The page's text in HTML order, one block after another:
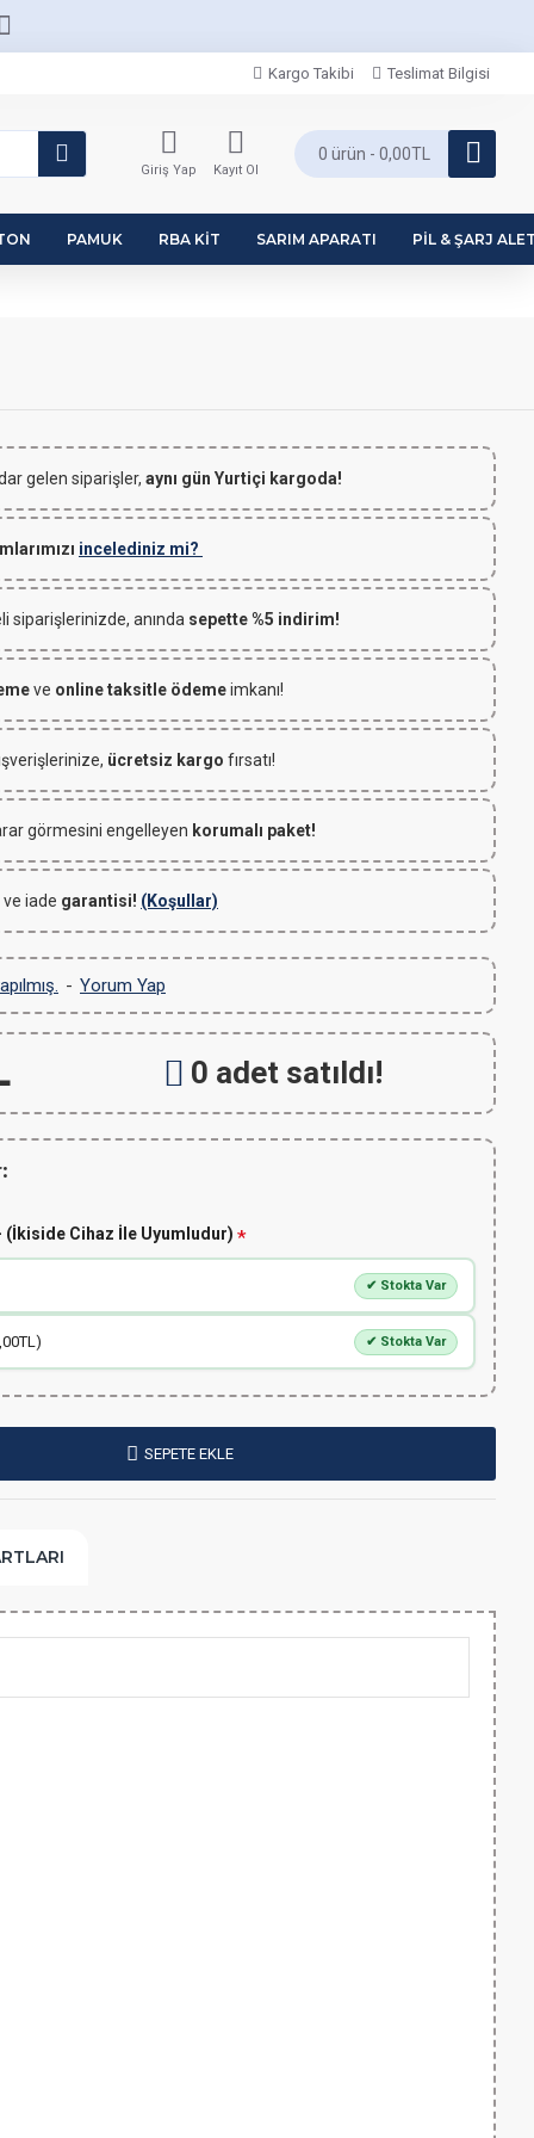
Kargo Takibi Teslimat Bilgisi
Giriş Yap Kayıt Ol
0 ürün - 0,00TL
PAMUK RBA KIT SARIM APARATI PIL & ŞARJ
gelen siparişler, aynı gün Yurtiçi kargoda!
incelediniz mi?
siparişlerinizde, anında sepette %5 indirim!
ve online taksitle ödemeimkanı!
ücretsiz kargo fırsatı!
görmesini engelleyen korumalı paket!
iade garantisi! (Koşullar)
- Yorum Yap
0 adet satıldı!
(İkiside Cihaz İle Uyumludur)
✔ Stokta Var
✔ Stokta Var
SEPETE EKLE